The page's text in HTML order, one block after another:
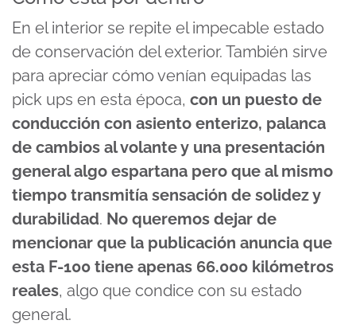
En el interior se repite el impecable estado
de conservación del exterior. También sirve
para apreciar cómo venían equipadas las
pick ups en esta época, con un puesto de
conducción con asiento enterizo, palanca
de cambios al volante y una presentación
general algo espartana pero que al mismo
tiempo transmitía sensación de solidez y
durabilidad. No queremos dejar de
mencionar que la publicación anuncia que
esta F-100 tiene apenas 66.000 kilómetros
reales, algo que condice con su estado
general.